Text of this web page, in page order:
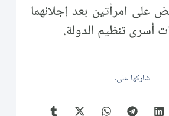
على امرأتين بعد إجلائهما
أسرى تنظيم الدولة.
شاركها على: